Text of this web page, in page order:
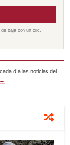
baja con un clic.
día las noticias del